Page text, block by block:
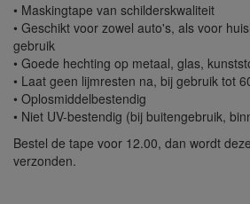
• Maskingtape van schilderskwaliteit
• Geschikt voor zowel auto's, als voor
gebruik
• Goede hechting op metaal, glas,
• Laat geen lijmresten na, bij gebruik tot
• Oplosmiddelbestendig
• Niet UV-bestendig (bij buitengebruik,
Bestel de tape voor 12.00, dan wordt
verzonden.